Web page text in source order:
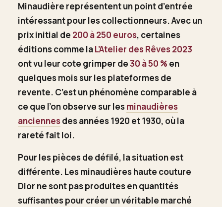
Minaudière représentent un point d’entrée
intéressant pour les collectionneurs. Avec un
prix initial de 200 à 250 euros, certaines
éditions comme laL’Atelier des Rêves 2023
ont vu leur cote grimper de30 à 50 % en
quelques mois sur les plateformes de
revente. C’est un phénomène comparable à
ce que l’on observe sur les minaudières
anciennes des années 1920 et 1930, où la
rareté fait loi.
Pour les pièces de défilé, la situation est
différente. Les minaudières haute couture
Dior ne sont pas produites en quantités
suffisantes pour créer un véritable marché